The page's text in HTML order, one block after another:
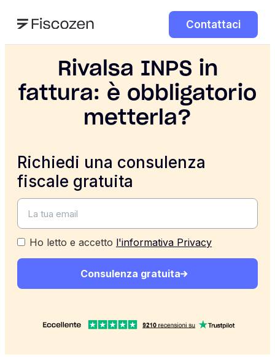
Contattaci
Rivalsa INPS in
fattura: è obbligatorio
metterla?
Richiedi una consulenza
fiscale gratuita
Ho letto e accetto l'informativa Privacy
Consulenza gratuita